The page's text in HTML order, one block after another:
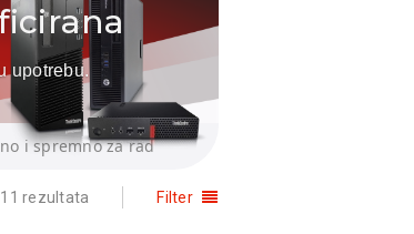
upotrebu.
i spremno za rad
Filter
rezultata